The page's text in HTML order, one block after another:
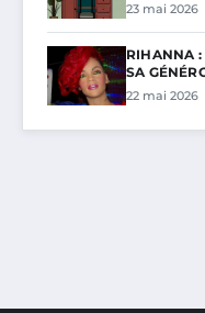
23 mai 2026
RIHANNA :
SA
22 mai 2026